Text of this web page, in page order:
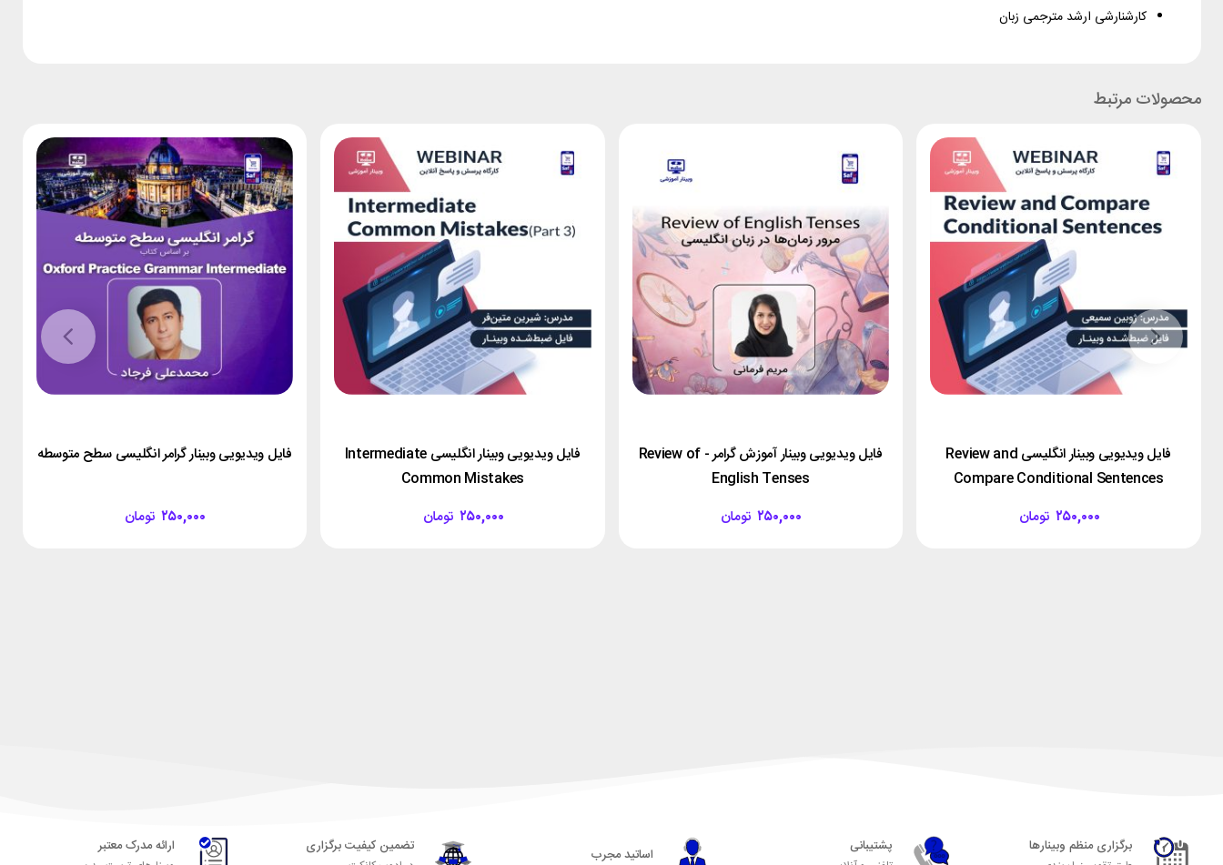
کارشنارشی ارشد مترجمی زبان
محصولات مرتبط
فایل ویدیویی وبینار انگلیسی Review and
Compare Conditional Sentences
تومان ۲۵۰,۰۰۰
فایل ویدیویی وبینار آموزش گرامر - Review of
English Tenses
تومان ۲۵۰,۰۰۰
فایل ویدیویی وبینار انگلیسی Intermediate
Common Mistakes
تومان ۲۵۰,۰۰۰
فایل ویدیویی وبینار گرامر انگلیسی سطح متوسطه
تومان ۲۵۰,۰۰۰
برگزاری منظم وبینارها پشتیبانی اساتید مجرب تضمین کیفیت برگزاری ارائه مدرک معتبر